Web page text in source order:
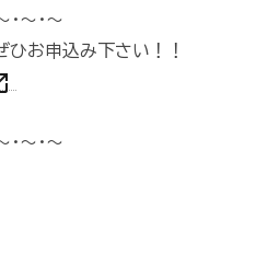
・～・～
ひお申込み下さい！！
・～・～